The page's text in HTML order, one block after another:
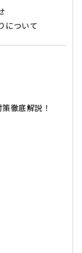
について
徹底解説！